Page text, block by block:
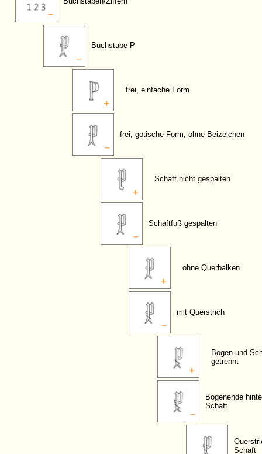
Buchstabe P
frei, einfache Form
frei, gotische Form, ohne Beizeichen
Schaft nicht gespalten
Schaftfuß gespalten
ohne Querbalken
mit Querstrich
Bogen und
getrennt
Bogenende
Schaft
Schaft